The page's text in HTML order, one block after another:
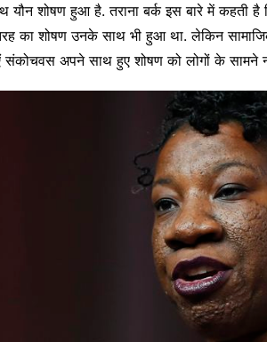
यौन शोषण हुआ है. तराना बर्क इस बारे में कहती
का शोषण उनके साथ भी हुआ था. लेकिन
संकोचवस अपने साथ हुए शोषण को लोगों के सामने